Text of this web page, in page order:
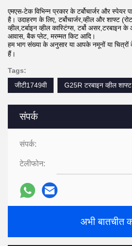
संपर्क
संपर्क:
टेलीफोन:
अभी बातचीत
एमएस-टेक विभिन्न प्रकार के टर्बोचार्जर और स्पेयर
है। उदाहरण के लिए, टर्बोचार्जर,व्हील और शाफ्ट
व्हील,टर्बाइन व्हील कास्टिंग्स, टर्बो
आवास, बैक प्लेट, मरम्मत किट आदि।
हम भाग संख्या के अनुसार या आपके नमूनों या
हैं।
Tags:
जीटी1749वी
G25R टरबाइन व्हील शाफ्ट